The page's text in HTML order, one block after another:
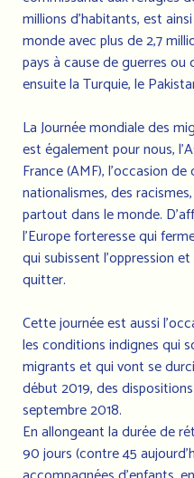
millions d'habitants, est
monde avec plus de 2,7
pays à cause de guerres
ensuite la Turquie, le
La Journée mondiale des
est également pour nous,
France (AMF), l’occasion
nationalismes, des
partout dans le monde.
l’Europe forteresse qui
qui subissent l’oppression
quitter.
Cette journée est aussi
les conditions indignes qui
migrants et qui vont se
début 2019, des
septembre 2018.
En allongeant la durée de
90 jours (contre 45